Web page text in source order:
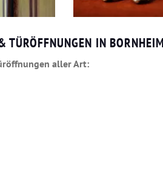
TÜRÖFFNUNGEN IN
aller Art: